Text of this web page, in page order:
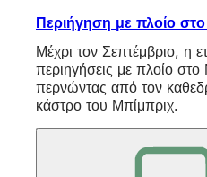
Περιήγηση με πλοίο
Μέχρι τον Σεπτέμβριο, η
περιηγήσεις με πλοίο
περνώντας από τον
κάστρο του Μπίμπριχ.